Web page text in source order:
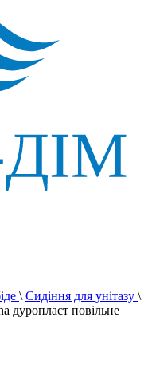
\ Сидіння для унітазу \
дуропласт повільне